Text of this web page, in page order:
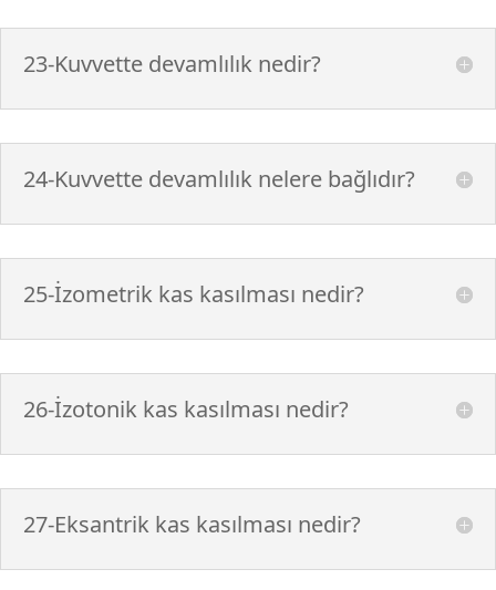
23-Kuvvette devamlılık nedir?
24-Kuvvette devamlılık nelere bağlıdır?
25-İzometrik kas kasılması nedir?
26-İzotonik kas kasılması nedir?
27-Eksantrik kas kasılması nedir?